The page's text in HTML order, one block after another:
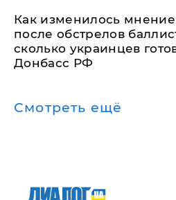
Как изменилось
после обстрелов
сколько украинцев
Донбасс РФ
Смотреть ещё